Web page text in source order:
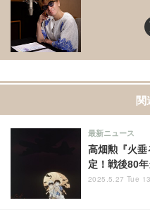
関
高畑勲『火
定！戦後80
最新ニュース
2025.5.27 Tue